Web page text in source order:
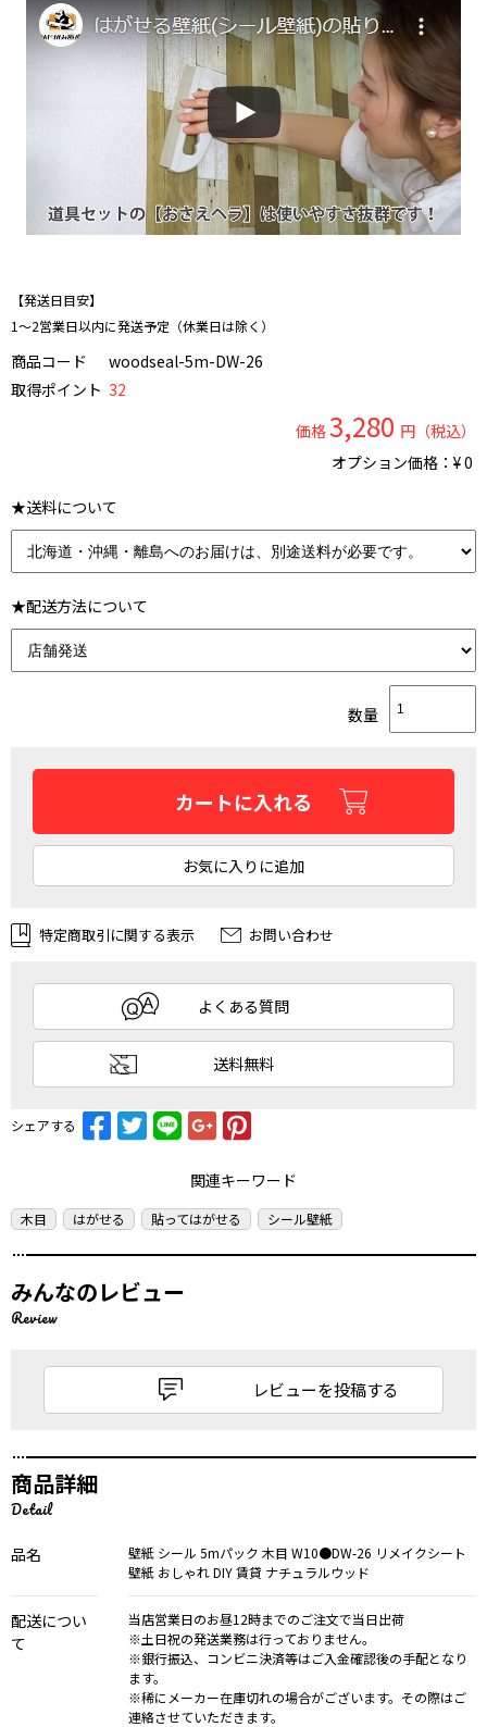
【発送日目安】
1～2営業日以内に発送予定（休業日は除く）
商品コード
woodseal-5m-DW-26
取得ポイント 32
価格3,280 円（税込）
オプション価格：¥0
★送料について
★配送方法について
数量
カートに入れる
お気に入りに追加
特定商取引に関する表示 お問い合わせ
よくある質問
送料無料
シェアする
関連キーワード
木目 はがせる 貼ってはがせる シール壁紙
みんなのレビュー
Review
レビューを投稿する
商品詳細
Detail
品名
壁紙 シール 5mパック 木目 W10●DW-26 リメイクシート
壁紙 おしゃれ DIY 賃貸 ナチュラルウッド
配送につい
て
当店営業日のお昼12時までのご注文で当日出荷
※土日祝の発送業務は行っておりません。
※銀行振込、コンビニ決済等はご入金確認後の手配となり
ます。
※稀にメーカー在庫切れの場合がございます。その際はご
連絡させていただきます。